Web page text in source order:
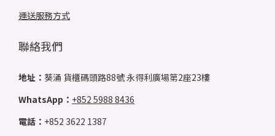
運送服務方式
聯絡我們
地址： 葵涌 貨櫃碼頭路88號 永得利廣場第2座23樓
WhatsApp： +852 5988 8436
電話： +852 3622 1387